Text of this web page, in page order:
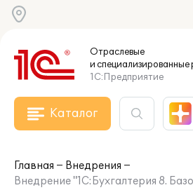
Отраслевые
и специализированные
1С:Предприятие
Каталог
Главная
Внедрения
Внедрение "1С:Бухгалтерия 8.